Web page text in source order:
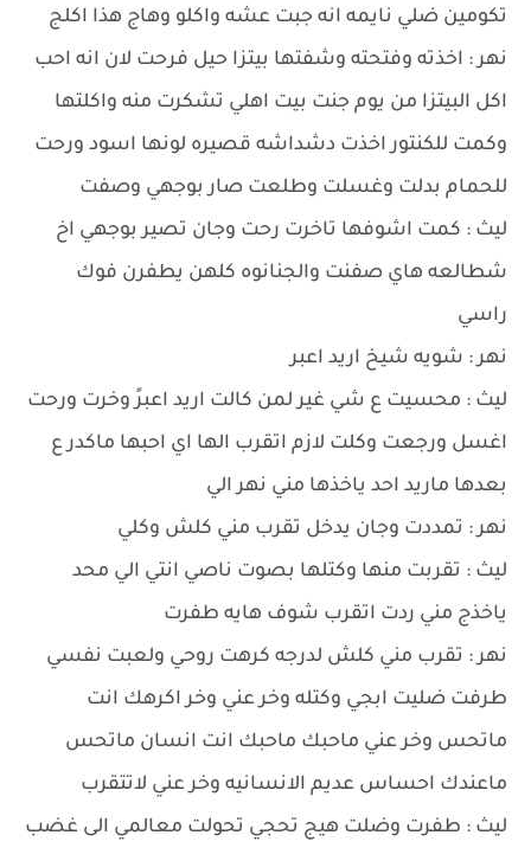
تكومين ضلي نايمه انه جبت عشه واكلو وهاج هذا اكلج
نهر : اخذته وفتحته وشفتها بيتزا حيل فرحت لان انه احب
اكل البيتزا من يوم جنت بيت اهلي تشكرت منه واكلتها
وكمت للكنتور اخذت دشداشه قصيره لونها اسود ورحت
للحمام بدلت وغسلت وطلعت صار بوجهي وصفت
ليث : كمت اشوفها تاخرت رحت وجان تصير بوجهي اخ
شطالعه هاي صفنت والجنانوه كلهن يطفرن فوك
راسي
نهر : شويه شيخ اريد اعبر
ليث : محسيت ع شي غير لمن كالت اريد اعبرً وخرت ورحت
اغسل ورجعت وكلت لازم اتقرب الها اي احبها ماكدر ع
بعدها ماريد احد ياخذها مني نهر الي
نهر : تمددت وجان يدخل تقرب مني كلش وكلي
ليث : تقربت منها وكتلها بصوت ناصي انتي الي محد
ياخذج مني ردت اتقرب شوف هايه طفرت
نهر : تقرب مني كلش لدرجه كرهت روحي ولعبت نفسي
طرفت ضليت ابجي وكتله وخر عني وخر اكرهك انت
ماتحس وخر عني ماحبك ماحبك انت انسان ماتحس
ماعندك احساس عديم الانسانيه وخر عني لاتتقرب
ليث : طفرت وضلت هيج تحجي تحولت معالمي الى غضب